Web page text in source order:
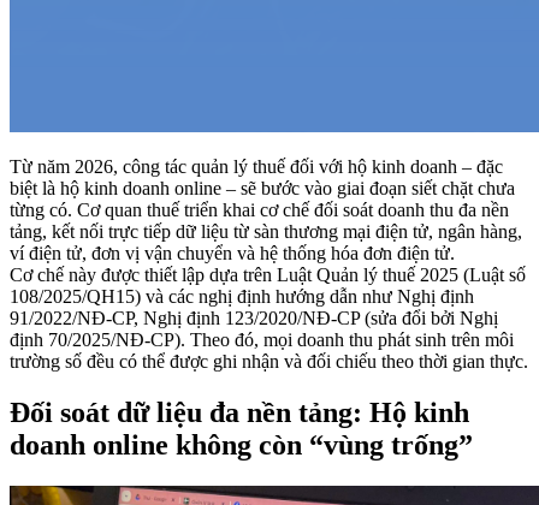
Từ năm 2026, công tác quản lý thuế đối với hộ kinh doanh – đặc
biệt là hộ kinh doanh online – sẽ bước vào giai đoạn siết chặt chưa
từng có. Cơ quan thuế triển khai cơ chế đối soát doanh thu đa nền
tảng, kết nối trực tiếp dữ liệu từ sàn thương mại điện tử, ngân hàng,
ví điện tử, đơn vị vận chuyển và hệ thống hóa đơn điện tử.
Cơ chế này được thiết lập dựa trên Luật Quản lý thuế 2025 (Luật số
108/2025/QH15) và các nghị định hướng dẫn như Nghị định
91/2022/NĐ-CP, Nghị định 123/2020/NĐ-CP (sửa đổi bởi Nghị
định 70/2025/NĐ-CP). Theo đó, mọi doanh thu phát sinh trên môi
trường số đều có thể được ghi nhận và đối chiếu theo thời gian thực.
Đối soát dữ liệu đa nền tảng: Hộ kinh
doanh online không còn “vùng trống”